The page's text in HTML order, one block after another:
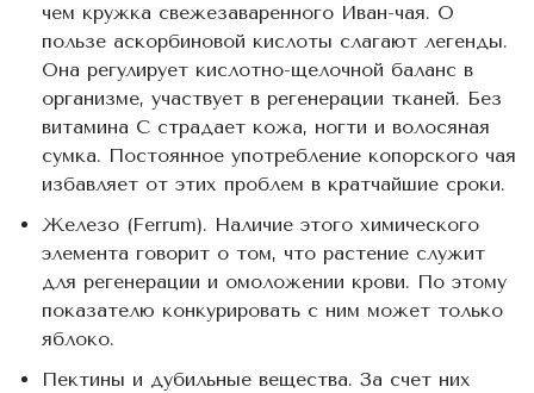
чем кружка свежезаваренного Иван-чая. О
пользе аскорбиновой кислоты слагают легенды.
Она регулирует кислотно-щелочной баланс в
организме, участвует в регенерации тканей. Без
витамина С страдает кожа, ногти и волосяная
сумка. Постоянное употребление копорского чая
избавляет от этих проблем в кратчайшие сроки.
Железо (Ferrum). Наличие этого химического
элемента говорит о том, что растение служит
для регенерации и омоложении крови. По этому
показателю конкурировать с ним может только
яблоко.
Пектины и дубильные вещества. За счет них